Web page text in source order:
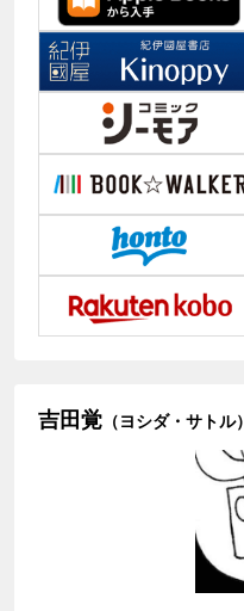
吉田覚 （ヨシダ・サトル）